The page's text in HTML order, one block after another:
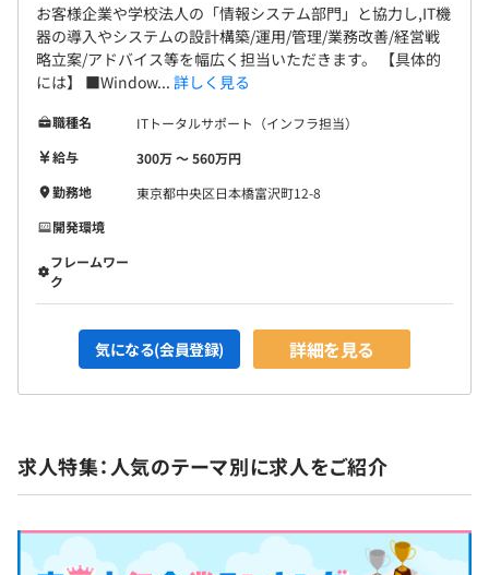
お客様企業や学校法人の「情報システム部門」と協力し,IT機
器の導入やシステムの設計構築/運用/管理/業務改善/経営戦
略立案/アドバイス等を幅広く担当いただきます。 【具体的
には】 ■Window... 詳しく見る
職種名
ITトータルサポート（インフラ担当）
給与
300万 〜 560万円
勤務地
東京都中央区日本橋富沢町12-8
開発環境
フレームワー
ク
気になる(会員登録) 詳細を見る
求人特集：人気のテーマ別に求人をご紹介